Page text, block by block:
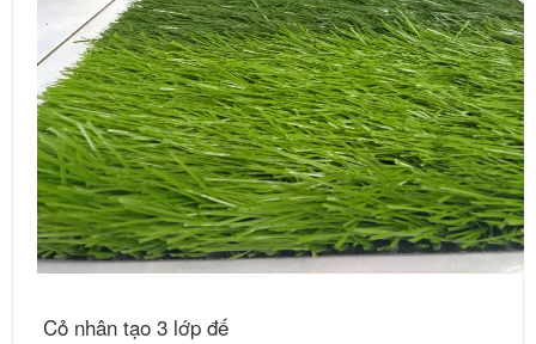
Cỏ nhân tạo 3 lớp đế